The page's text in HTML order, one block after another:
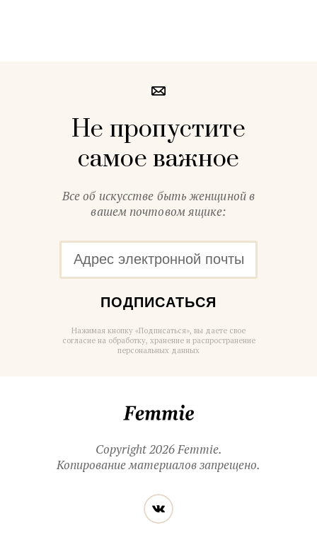
Не пропустите
самое важное
Все об искусстве быть женщиной в
вашем почтовом ящике:
ПОДПИСАТЬСЯ
Нажимая кнопку «Подписаться», вы даете свое
согласие на обработку, хранение и распространение
персональных данных
Copyright 2026 Femmie.
Копирование материалов запрещено.
Читайте
нас
в социальных